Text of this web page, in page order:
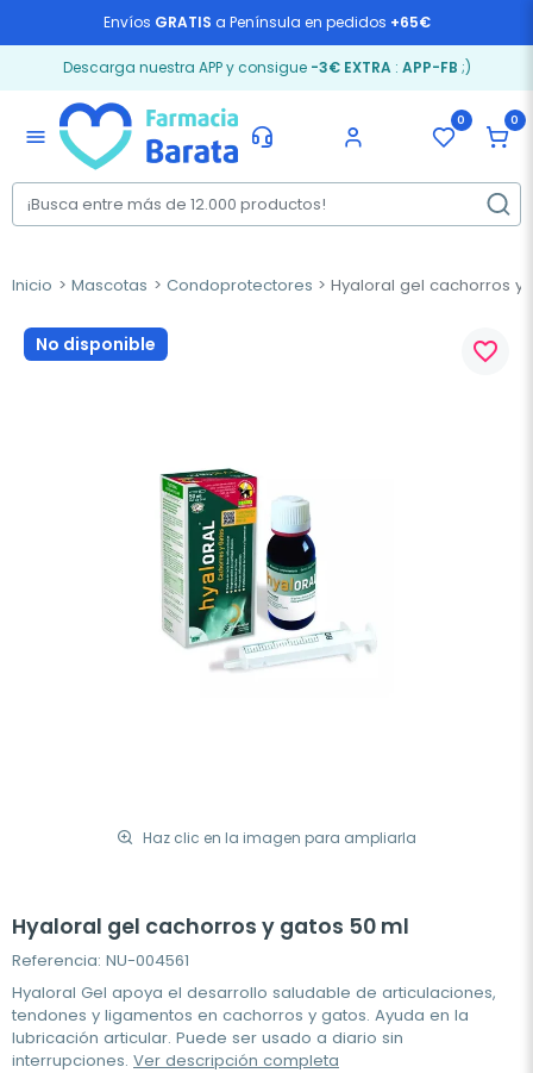
Envíos GRATIS a Península en pedidos +65€
Descarga nuestra APP y consigue -3€ EXTRA: APP-FB ;)
menu
0 0
Inicio Mascotas Condoprotectores Hyaloral gel cachorros y
No disponible
Haz clic en la imagen para ampliarla
favorite_border
Hyaloral gel cachorros y gatos 50 ml
Referencia: NU-004561
Hyaloral Gel apoya el desarrollo saludable de articulaciones,
tendones y ligamentos en cachorros y gatos. Ayuda en la
lubricación articular. Puede ser usado a diario sin
interrupciones. Ver descripción completa